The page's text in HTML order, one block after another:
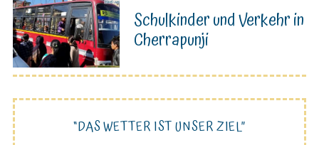
Schulkinder und Verkehr in
Cherrapunji
“DAS WETTER IST UNSER ZIEL”